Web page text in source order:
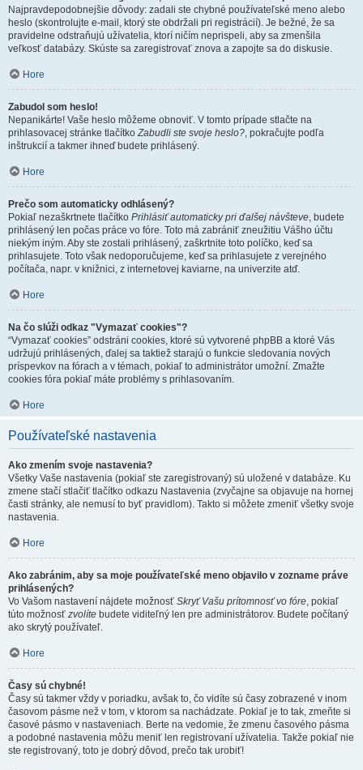
Najpravdepodobnejšie dôvody: zadali ste chybné používateľské meno alebo
heslo (skontrolujte e-mail, ktorý ste obdržali pri registrácií). Je bežné, že sa
pravidelne odstraňujú užívatelia, ktorí ničím neprispeli, aby sa zmenšila
veľkosť databázy. Skúste sa zaregistrovať znova a zapojte sa do diskusie.
Hore
Zabudol som heslo!
Nepanikárte! Vaše heslo môžeme obnoviť. V tomto prípade stlačte na
prihlasovacej stránke tlačítkoZabudli ste svoje heslo?, pokračujte podľa
inštrukcií a takmer ihneď budete prihlásený.
Hore
Prečo som automaticky odhlásený?
Pokiaľ nezaškrtnete tlačítko Prihlásiť automaticky pri ďalšej návšteve, budete
prihlásený len počas práce vo fóre. Toto má zabrániť zneužitiu Vášho účtu
niekým iným. Aby ste zostali prihlásený, zaškrtnite toto políčko, keď sa
prihlasujete. Toto však nedoporučujeme, keď sa prihlasujete z verejného
počítača, napr. v knižnici, z internetovej kaviarne, na univerzite atď.
Hore
Na čo slúži odkaz "Vymazať cookies"?
“Vymazať cookies” odstráni cookies, ktoré sú vytvorené phpBB a ktoré Vás
udržujú prihlásených, ďalej sa taktiež starajú o funkcie sledovania nových
príspevkov na fórach a v témach, pokiaľ to administrátor umožní. Zmažte
cookies fóra pokiaľ máte problémy s prihlasovaním.
Hore
Používateľské nastavenia
Ako zmením svoje nastavenia?
Všetky Vaše nastavenia (pokiaľ ste zaregistrovaný) sú uložené v databáze. Ku
zmene stačí stlačiť tlačítko odkazu Nastavenia (zvyčajne sa objavuje na hornej
časti stránky, ale nemusí to byť pravidlom). Takto si môžete zmeniť všetky svoje
nastavenia.
Hore
Ako zabránim, aby sa moje používateľské meno objavilo v zozname práve
prihlásených?
Vo Vašom nastavení nájdete možnosť Skryť Vašu prítomnosť vo fóre, pokiaľ
túto možnosť zvolíte budete viditeľný len pre administrátorov. Budete počítaný
ako skrytý používateľ.
Hore
Časy sú chybné!
Časy sú takmer vždy v poriadku, avšak to, čo vidíte sú časy zobrazené v inom
časovom pásme než v tom, v ktorom sa nachádzate. Pokiaľ je to tak, zmeňte si
časové pásmo v nastaveniach. Berte na vedomie, že zmenu časového pásma
a podobné nastavenia môžu meniť len registrovaní užívatelia. Takže pokiaľ nie
ste registrovaný, toto je dobrý dôvod, prečo tak urobiť!